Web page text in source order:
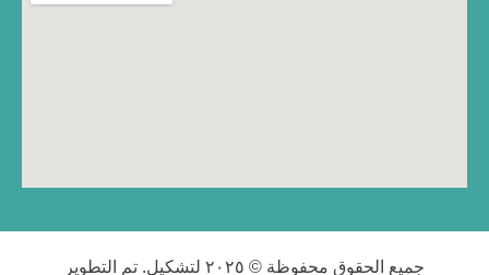
جميع الحقوق محفوظة © ٢٠٢٥ لتشكيل. تم التطوير